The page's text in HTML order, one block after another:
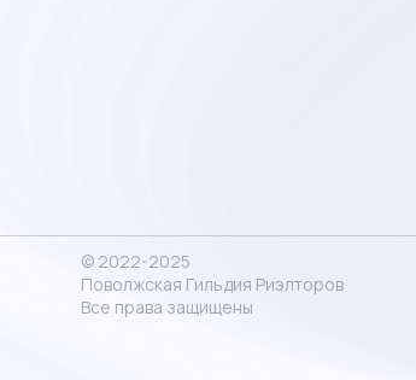
© 2022-2025
Поволжская Гильдия Риэлторов
Все права защищены